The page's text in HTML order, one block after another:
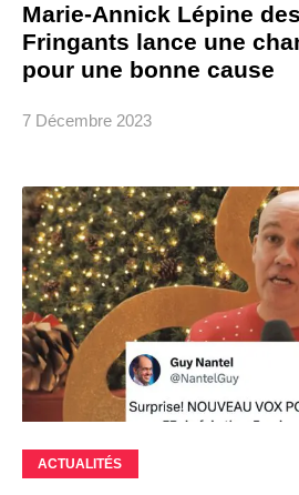
Marie-Annick Lépine
Fringants lance une
pour une bonne cause
7 Décembre 2023
ACTUALITÉS